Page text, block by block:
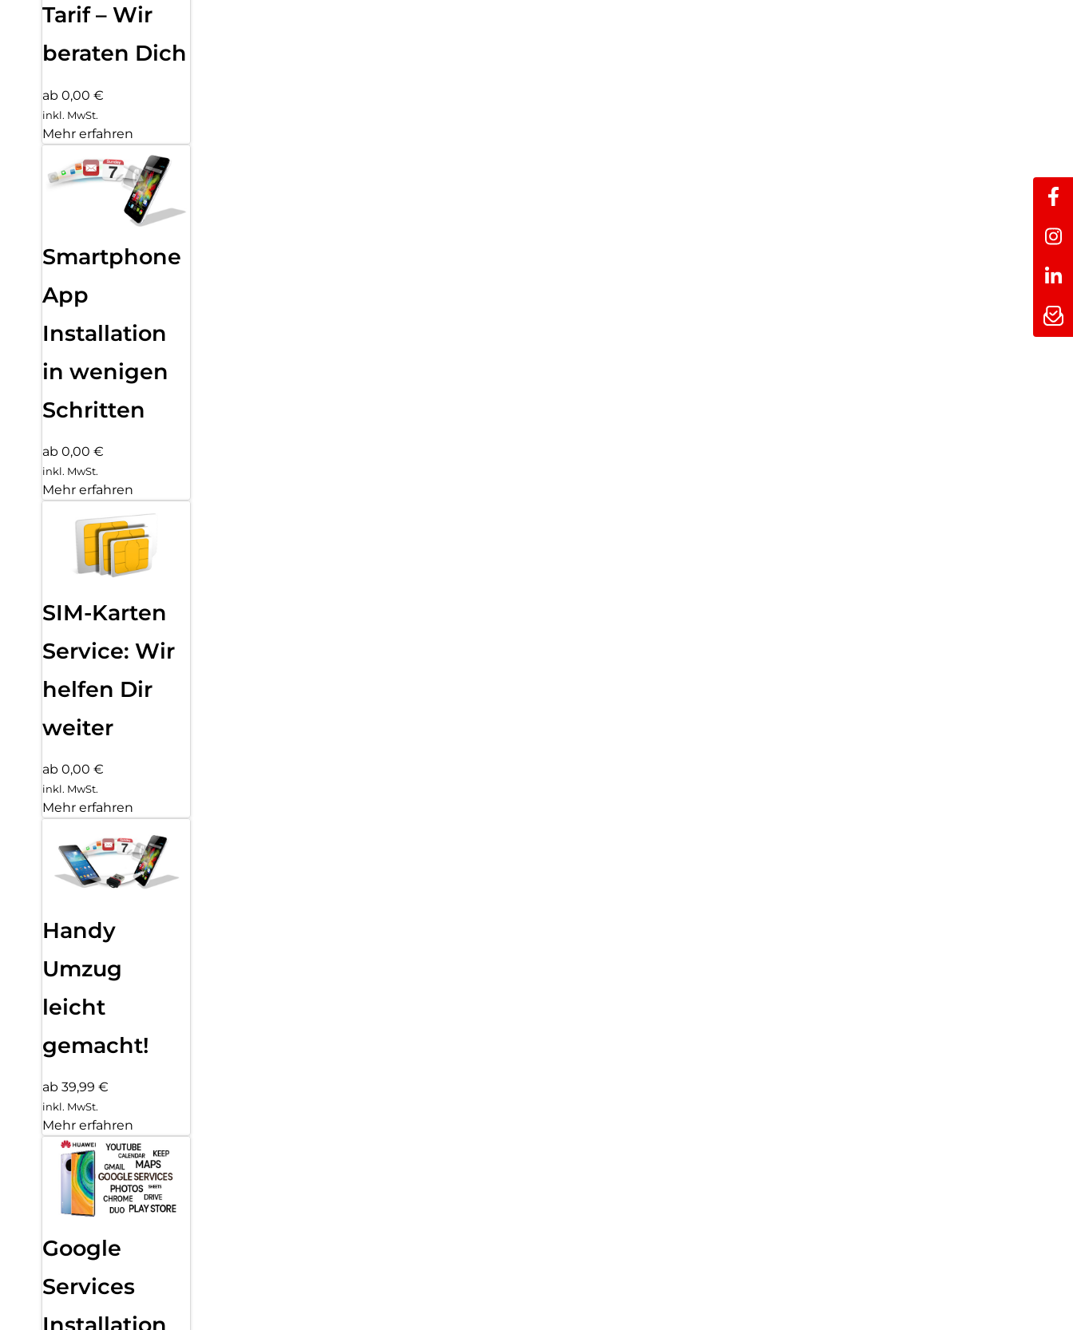
Tarif – Wir
beraten Dich
ab 0,00 €
inkl. MwSt.
Mehr erfahren
Smartphone
App
Installation
in wenigen
Schritten
ab 0,00 €
inkl. MwSt.
Mehr erfahren
SIM-Karten
Service: Wir
helfen Dir
weiter
ab 0,00 €
inkl. MwSt.
Mehr erfahren
Handy
Umzug
leicht
gemacht!
ab 39,99 €
inkl. MwSt.
Mehr erfahren
Google
Services